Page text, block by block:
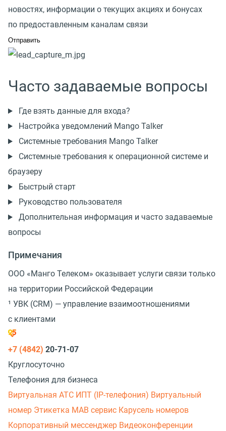
новостях, информации о текущих акциях и бонусах
по предоставленным каналам связи
Часто задаваемые вопросы
Где взять данные для входа?
Настройка уведомлений Mango Talker
Системные требования Mango Talker
Системные требования к операционной системе и
браузеру
Быстрый старт
Руководство пользователя
Дополнительная информация и часто задаваемые
вопросы
Примечания
ООО «Манго Телеком» оказывает услуги связи только
на территории Российской Федерации
¹ УВК (CRM) — управление взаимоотношениями
с клиентами
+7 (4842) 20-71-07
Круглосуточно
Телефония для бизнеса
Виртуальная АТС ИПТ (IP-телефония) Виртуальный
номер Этикетка МАВ сервис Карусель номеров
Корпоративный мессенджер Видеоконференции